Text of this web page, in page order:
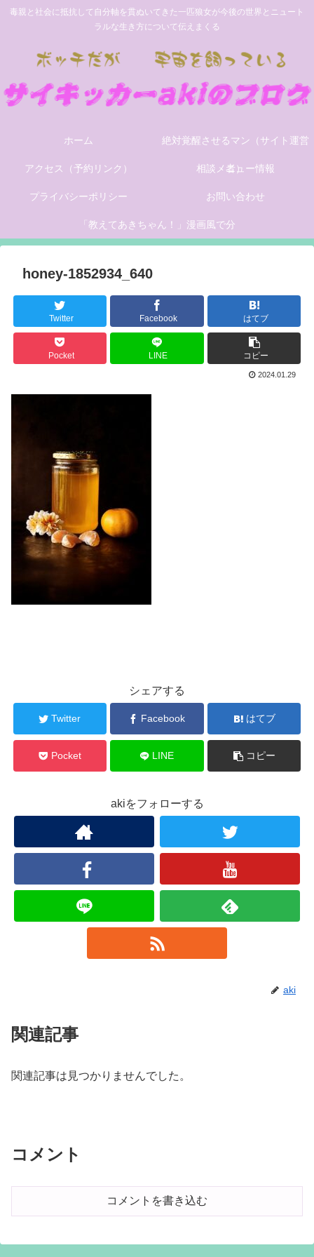
毒親と社会に抵抗して自分軸を貫ぬいてきた一匹狼女が今後の世界とニュート
ラルな生き方について伝えまくる
ホーム 絶対覚醒させるマン（サイト運営
者）
アクセス（予約リンク） 相談メニュー情報
プライバシーポリシー お問い合わせ
「教えてあきちゃん！」漫画風で分
サイトができました。
honey-1852934_640
Twitter Facebook はてブ
Pocket LINE コピー
2024.01.29
シェアする
Twitter Facebook はてブ
Pocket LINE コピー
akiをフォローする
aki
関連記事
関連記事は見つかりませんでした。
コメント
コメントを書き込む